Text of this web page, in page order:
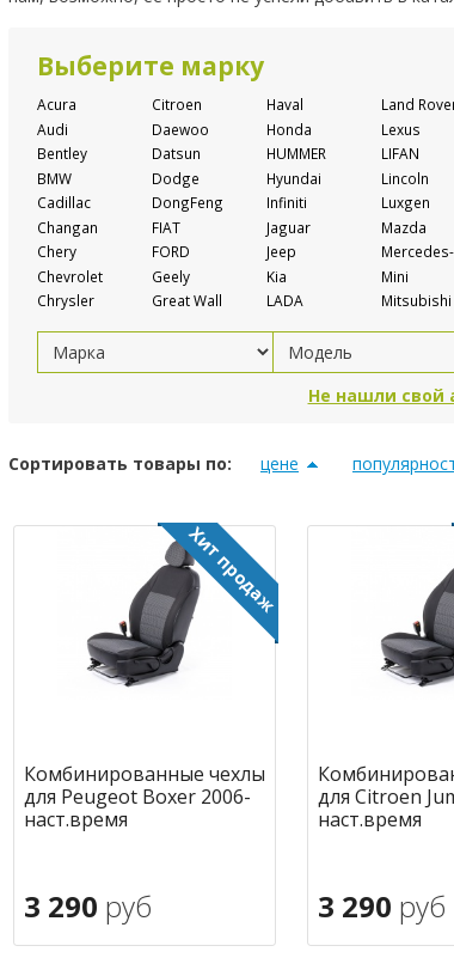
Выберите марку
Acura
Audi
Bentley
BMW
Cadillac
Changan
Chery
Chevrolet
Chrysler
Citroen
Daewoo
Datsun
Dodge
DongFeng
FIAT
FORD
Geely
Great Wall
Haval
Honda
HUMMER
Hyundai
Infiniti
Jaguar
Jeep
Kia
LADA
Land
Lexus
LIFAN
Lincoln
Luxgen
Mazda
Mini
Mitsubishi
Не нашли свой
Сортировать товары по: цене
Комбинированные чехлы
для Peugeot Boxer 2006-
наст.время
3 290 руб
для Citroen
наст.время
3 290 руб